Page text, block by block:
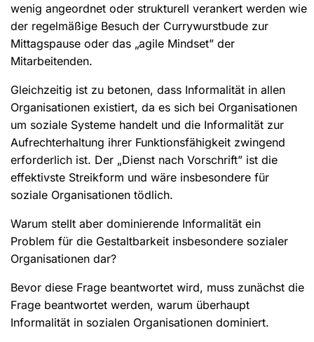
wenig angeordnet oder strukturell verankert werden wie
der regelmäßige Besuch der Currywurstbude zur
Mittagspause oder das „agile Mindset” der
Mitarbeitenden.
Gleichzeitig ist zu betonen, dass Informalität in allen
Organisationen existiert, da es sich bei Organisationen
um soziale Systeme handelt und die Informalität zur
Aufrechterhaltung ihrer Funktionsfähigkeit zwingend
erforderlich ist. Der „Dienst nach Vorschrift” ist die
effektivste Streikform und wäre insbesondere für
soziale Organisationen tödlich.
Warum stellt aber dominierende Informalität ein
Problem für die Gestaltbarkeit insbesondere sozialer
Organisationen dar?
Bevor diese Frage beantwortet wird, muss zunächst die
Frage beantwortet werden, warum überhaupt
Informalität in sozialen Organisationen dominiert.